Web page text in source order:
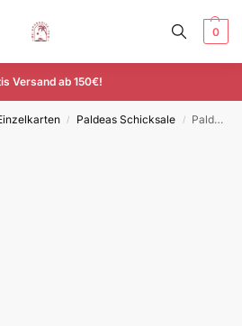
0
Versand ab 150€!
/ Paldeas Schicksale / Paldea-Suelord ex – PAF 059/091 – Deutsch – Double Rare